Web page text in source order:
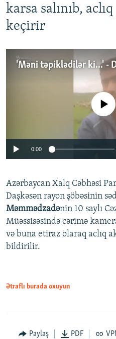
karsa salınıb,
keçirir
Auto 240p
720p
No media source
0:00
Azərbaycan Xalq Cəbhəsi
Daşkəsən rayon şöbəsinin
Məmmədzadənin 10 saylı
Müəssisəsində cərimə
və buna etiraz olaraq aclıq
bildirilir.
Ətraflı burada oxuyun
Paylaş PDF